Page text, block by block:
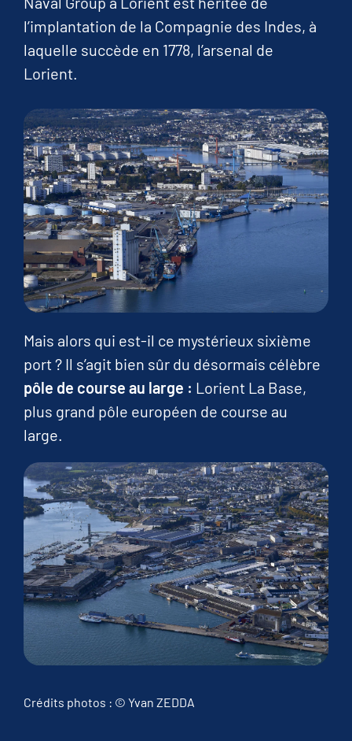
l’implantation de la Compagnie des Indes, à
laquelle succède en 1778, l’arsenal de
Lorient.
Mais alors qui est-il ce mystérieux sixième
port ? Il s’agit bien sûr du désormais célèbre
pôle de course au large : Lorient La Base,
plus grand pôle européen de course au
large.
Crédits photos : © Yvan ZEDDA